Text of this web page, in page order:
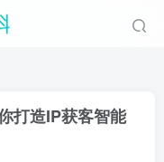
打造IP获客智能